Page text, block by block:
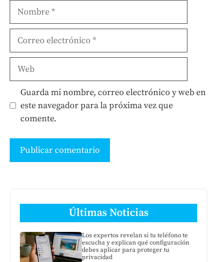
Nombre
Correo
Web
Guarda mi nombre, correo electrónico y web en
este navegador para la próxima vez que
comente.
Últimas Noticias
Los expertos revelan si tu teléfono te
escucha y explican qué configuración
debes aplicar para proteger tu
privacidad